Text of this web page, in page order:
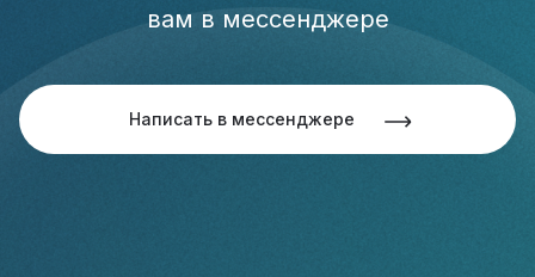
вам в мессенджере
Написать в мессенджере